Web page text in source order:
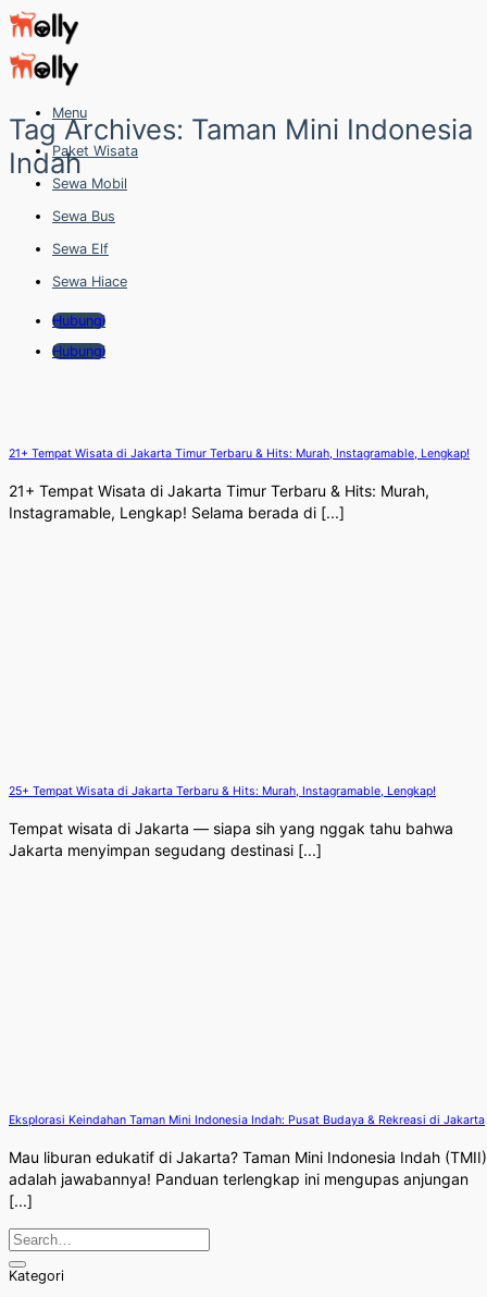
Skip
to
content
Menu
Paket Wisata
Sewa Mobil
Sewa Bus
Sewa Elf
Sewa Hiace
Hubungi
Hubungi
Tag Archives: Taman Mini Indonesia
Indah
21+ Tempat Wisata di Jakarta Timur Terbaru & Hits: Murah, Instagramable, Lengkap!
21+ Tempat Wisata di Jakarta Timur Terbaru & Hits: Murah,
Instagramable, Lengkap! Selama berada di [...]
25+ Tempat Wisata di Jakarta Terbaru & Hits: Murah, Instagramable, Lengkap!
Tempat wisata di Jakarta — siapa sih yang nggak tahu bahwa
Jakarta menyimpan segudang destinasi [...]
Eksplorasi Keindahan Taman Mini Indonesia Indah: Pusat Budaya & Rekreasi di Jakarta
Mau liburan edukatif di Jakarta? Taman Mini Indonesia Indah (TMII)
adalah jawabannya! Panduan terlengkap ini mengupas anjungan
[...]
Kategori